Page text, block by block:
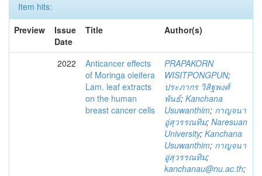
Item hits:
Preview
Issue
Date
Title Author(s)
2022
Anticancer effects
of Moringa oleifera
Lam. leaf extracts
on the human
breast cancer cells
PRAPAKORN
WISITPONGPUN;
ประภากร วิสิฐพงศ์
พันธ์; Kanchana
Usuwanthim; กาญจนา
อู่สุวรรณทิม; Naresuan
University; Kanchana
Usuwanthim; กาญจนา
อู่สุวรรณทิม;
kanchanau@nu.ac.th;